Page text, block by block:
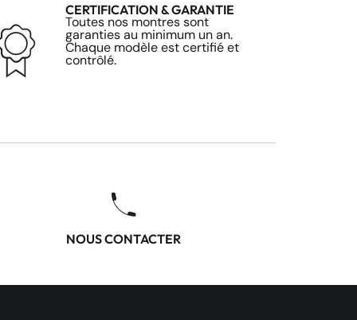
CERTIFICATION & GARANTIE
Toutes nos montres sont
garanties au minimum un an.
Chaque modèle est certifié et
contrôlé.
NOUS CONTACTER